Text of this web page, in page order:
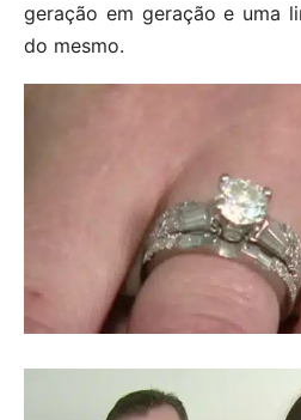
geração em geração e uma
do mesmo.